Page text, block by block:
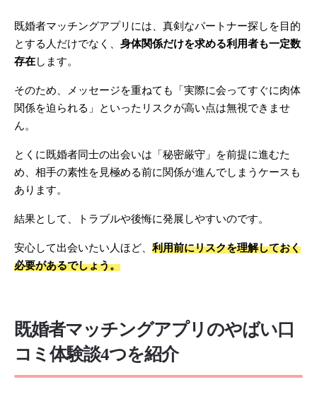
既婚者マッチングアプリには、真剣なパートナー探しを目的
とする人だけでなく、 身体関係だけを求める利用者も一定数
存在します。
そのため、メッセージを重ねても「実際に会ってすぐに肉体
関係を迫られる」といったリスクが高い点は無視できませ
ん。
とくに既婚者同士の出会いは「秘密厳守」を前提に進むた
め、相手の素性を見極める前に関係が進んでしまうケースも
あります。
結果として、トラブルや後悔に発展しやすいのです。
安心して出会いたい人ほど、 利用前にリスクを理解しておく
必要があるでしょう。
既婚者マッチングアプリのやばい口
コミ体験談4つを紹介